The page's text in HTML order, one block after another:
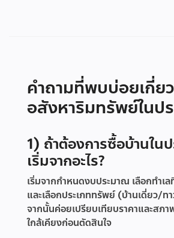
คำถามที่พบบ่อยเกี่ย
อสังหาริมทรัพย์ในป
1) ถ้าต้องการซื้อบ้านใน
เริ่มจากอะไร?
เริ่มจากกำหนดงบประมาณ เลือกทำเ
และเลือกประเภททรัพย์ (บ้านเดี่ยว/ท
จากนั้นค่อยเปรียบเทียบราคาและสภ
ใกล้เคียงก่อนตัดสินใจ